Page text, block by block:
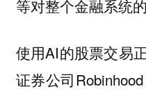
等对整个金融系统的
使用AI的股票交易
证券公司